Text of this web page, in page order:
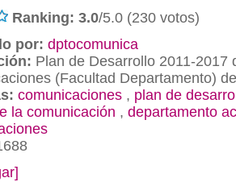
Ranking: 3.0/5.0 (230 votos)
por: dptocomunica
Plan de Desarrollo 2011-2017
(Facultad Departamento)
comunicaciones , plan de
la comunicación , departamento